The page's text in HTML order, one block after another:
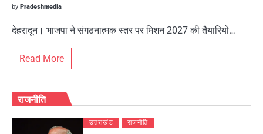
by Pradeshmedia
देहरादून। भाजपा ने संगठनात्मक स्तर पर मिशन 2027 की तैयारियों…
Read More
राजनीति
उत्तराखंड राजनीति